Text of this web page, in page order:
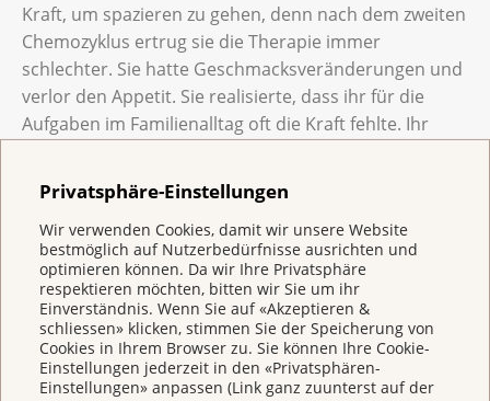
Privatsphäre-Einstellungen
Wir verwenden Cookies, damit wir unsere Website
bestmöglich auf Nutzerbedürfnisse ausrichten und
optimieren können. Da wir Ihre Privatsphäre
respektieren möchten, bitten wir Sie um ihr
Einverständnis. Wenn Sie auf «Akzeptieren &
schliessen» klicken, stimmen Sie der Speicherung von
Cookies in Ihrem Browser zu. Sie können Ihre Cookie-
Einstellungen jederzeit in den «Privatsphären-
Einstellungen» anpassen (Link ganz zuunterst auf der
Kraft, um spazieren zu gehen, denn nach dem zweiten
Chemozyklus ertrug sie die Therapie immer
schlechter. Sie hatte Geschmacksveränderungen und
verlor den Appetit. Sie realisierte, dass ihr für die
Aufgaben im Familienalltag oft die Kraft fehlte. Ihr
und mehr auf die Familie konzentrierte. Rahels
Zwillingsschwester nahm die kleine Tochter oft zu sich
und der damals fünfjährige Sohn spielte bei Freunden
aus der Nachbarschaft oder war im Kindergarten.
Jeden Freitag kochte ihre Mutter bei ihnen zuhause
Fisch, und mehrere Nachbarsfamilien boten aktiv
Unterstützung. Rahel erinnert sich: «Immer in der
Woche nach der Chemo brachten sie uns